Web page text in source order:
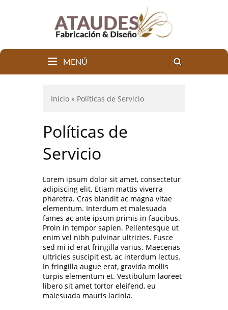
MENÚ
Inicio » Políticas de Servicio
Políticas de
Servicio
Lorem ipsum dolor sit amet, consectetur
adipiscing elit. Etiam mattis viverra
pharetra. Cras blandit ac magna vitae
elementum. Interdum et malesuada
fames ac ante ipsum primis in faucibus.
Proin in tempor sapien. Pellentesque ut
enim vel nibh pulvinar ultricies. Fusce
sed mi id erat fringilla varius. Maecenas
ultricies suscipit est, ac interdum lectus.
In fringilla augue erat, gravida mollis
turpis elementum et. Vestibulum laoreet
libero sit amet tortor eleifend, eu
malesuada mauris lacinia.